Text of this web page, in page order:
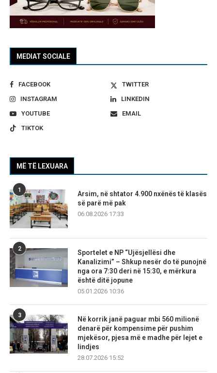
MEDIAT SOCIALE
FACEBOOK
TWITTER
INSTAGRAM
LINKEDIN
YOUTUBE
EMAIL
TIKTOK
MË TË LEXUARA
1
Arsim, në shtator 4.900 nxënës të klasës
së parë më pak
06.08.2026 17:33
2
Sportelet e NP “Ujësjellësi dhe
Kanalizimi” – Shkup nesër do të punojnë
nga ora 7:30 deri në 15:30, e mërkura
është ditë jopune
05.01.2026 10:36
3
Në korrik janë paguar mbi 560 milionë
denarë për kompensime për pushim
mjekësor, pjesa më e madhe për lejet e
lindjes
28.07.2026 15:52